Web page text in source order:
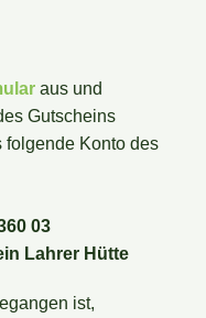
aus und
Gutscheins
folgende Konto des
03
Lahrer Hütte
ist,